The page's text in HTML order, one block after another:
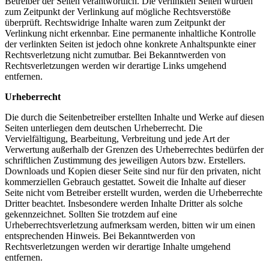
zum Zeitpunkt der Verlinkung auf mögliche Rechtsverstöße
überprüft. Rechtswidrige Inhalte waren zum Zeitpunkt der
Verlinkung nicht erkennbar. Eine permanente inhaltliche Kontrolle
der verlinkten Seiten ist jedoch ohne konkrete Anhaltspunkte einer
Rechtsverletzung nicht zumutbar. Bei Bekanntwerden von
Rechtsverletzungen werden wir derartige Links umgehend
entfernen.
Urheberrecht
Die durch die Seitenbetreiber erstellten Inhalte und Werke auf diesen
Seiten unterliegen dem deutschen Urheberrecht. Die
Vervielfältigung, Bearbeitung, Verbreitung und jede Art der
Verwertung außerhalb der Grenzen des Urheberrechtes bedürfen der
schriftlichen Zustimmung des jeweiligen Autors bzw. Erstellers.
Downloads und Kopien dieser Seite sind nur für den privaten, nicht
kommerziellen Gebrauch gestattet. Soweit die Inhalte auf dieser
Seite nicht vom Betreiber erstellt wurden, werden die Urheberrechte
Dritter beachtet. Insbesondere werden Inhalte Dritter als solche
gekennzeichnet. Sollten Sie trotzdem auf eine
Urheberrechtsverletzung aufmerksam werden, bitten wir um einen
entsprechenden Hinweis. Bei Bekanntwerden von
Rechtsverletzungen werden wir derartige Inhalte umgehend
entfernen.